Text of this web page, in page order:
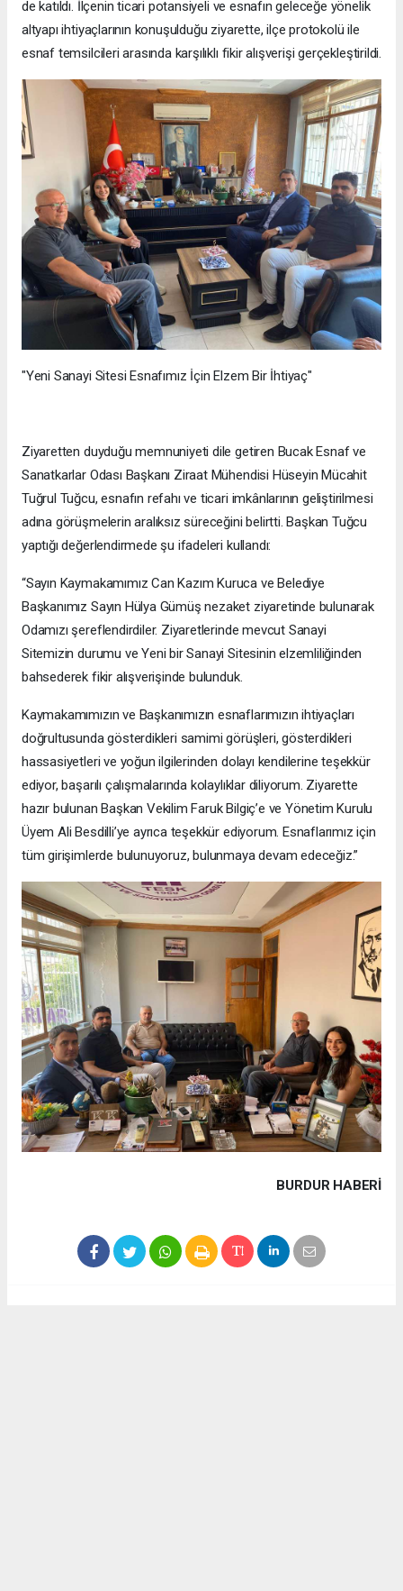
de katıldı. İlçenin ticari potansiyeli ve esnafın geleceğe yönelik
altyapı ihtiyaçlarının konuşulduğu ziyarette, ilçe protokolü ile
esnaf temsilcileri arasında karşılıklı fikir alışverişi gerçekleştirildi.
"Yeni Sanayi Sitesi Esnafımız İçin Elzem Bir İhtiyaç"
Ziyaretten duyduğu memnuniyeti dile getiren Bucak Esnaf ve
Sanatkarlar Odası Başkanı Ziraat Mühendisi Hüseyin Mücahit
Tuğrul Tuğcu, esnafın refahı ve ticari imkânlarının geliştirilmesi
adına görüşmelerin aralıksız süreceğini belirtti. Başkan Tuğcu
yaptığı değerlendirmede şu ifadeleri kullandı:
“Sayın Kaymakamımız Can Kazım Kuruca ve Belediye
Başkanımız Sayın Hülya Gümüş nezaket ziyaretinde bulunarak
Odamızı şereflendirdiler. Ziyaretlerinde mevcut Sanayi
Sitemizin durumu ve Yeni bir Sanayi Sitesinin elzemliliğinden
bahsederek fikir alışverişinde bulunduk.
Kaymakamımızın ve Başkanımızın esnaflarımızın ihtiyaçları
doğrultusunda gösterdikleri samimi görüşleri, gösterdikleri
hassasiyetleri ve yoğun ilgilerinden dolayı kendilerine teşekkür
ediyor, başarılı çalışmalarında kolaylıklar diliyorum. Ziyarette
hazır bulunan Başkan Vekilim Faruk Bilgiç’e ve Yönetim Kurulu
Üyem Ali Besdilli’ye ayrıca teşekkür ediyorum. Esnaflarımız için
tüm girişimlerde bulunuyoruz, bulunmaya devam edeceğiz.”
BURDUR HABERİ